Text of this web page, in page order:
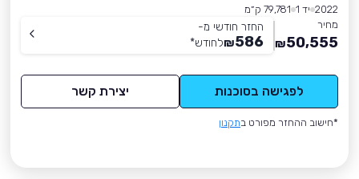
2022 יד 1
79,781 ק״מ
מחיר
50,555
₪
החזר חודשי מ-
586
₪לחודש*
לפגישה בסוכנות יצירת קשר
*חישוב ההחזר מפורט בתקנון